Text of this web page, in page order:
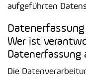
aufgeführten
Wer ist
Datenerfassung
Die